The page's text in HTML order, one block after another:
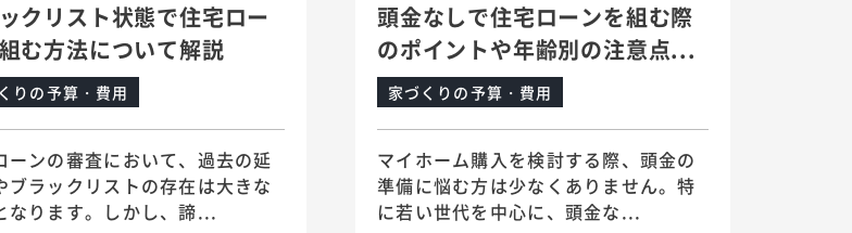
クリスト状態で住宅ロー
む方法について解説
りの予算・費用
ーンの審査において、過去の延
ブラックリストの存在は大きな
なります。しかし、諦...
頭金なしで住宅ローンを組む際
のポイントや年齢別の注意点...
家づくりの予算・費用
マイホーム購入を検討する際、頭金の
準備に悩む方は少なくありません。特
に若い世代を中心に、頭金な...